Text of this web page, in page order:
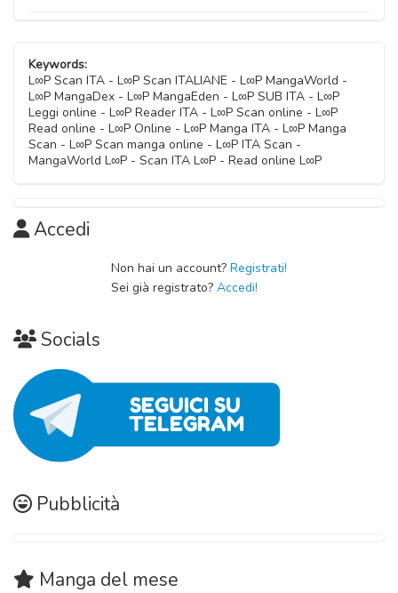
Keywords:
L∞P Scan ITA - L∞P Scan ITALIANE - L∞P MangaWorld -
L∞P MangaDex - L∞P MangaEden - L∞P SUB ITA - L∞P
Leggi online - L∞P Reader ITA - L∞P Scan online - L∞P
Read online - L∞P Online - L∞P Manga ITA - L∞P Manga
Scan - L∞P Scan manga online - L∞P ITA Scan -
MangaWorld L∞P - Scan ITA L∞P - Read online L∞P
Accedi
Non hai un account? Registrati!
Sei già registrato? Accedi!
Socials
Pubblicità
Manga del mese